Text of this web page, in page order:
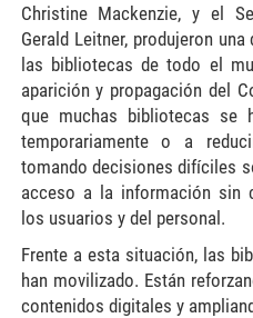
Christine Mackenzie, y el
Gerald Leitner, produjeron
las bibliotecas de todo el
aparición y propagación del
que muchas bibliotecas se
temporariamente o a
tomando decisiones difíciles
acceso a la información sin
los usuarios y del personal.
Frente a esta situación, las
han movilizado. Están
contenidos digitales y